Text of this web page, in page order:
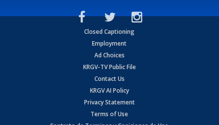
Closed Captioning
Employment
Ad Choices
KRGV-TV Public File
Contact Us
KRGV AI Policy
Privacy Statement
Terms of Use